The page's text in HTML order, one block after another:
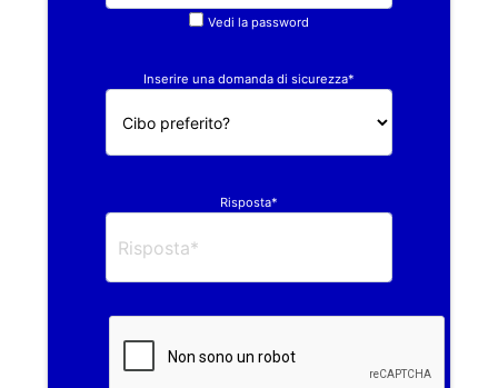
Vedi la password
Inserire una domanda di sicurezza*
Risposta*